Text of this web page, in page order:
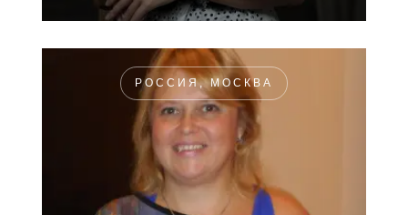
РОССИЯ, МОСКВА